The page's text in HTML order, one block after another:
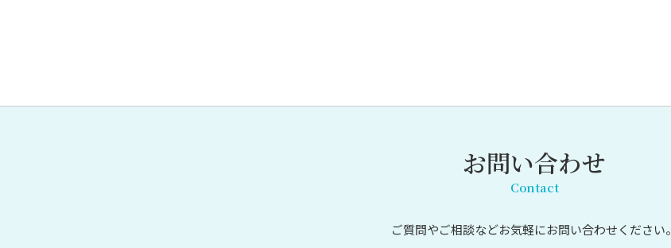
お問い合わせ
Contact
ご質問やご相談などお気軽にお問い合わせください。